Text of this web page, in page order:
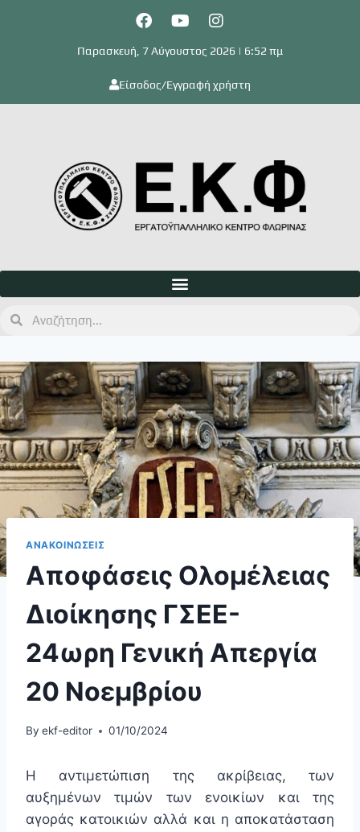
Παρασκευή, 7 Αύγουστος 2026 | 6:52 πμ
Είσοδος/Εγγραφή χρήστη
ΑΝΑΚΟΙΝΩΣΕΙΣ
Αποφάσεις Ολομέλειας
Διοίκησης ΓΣΕΕ-
24ωρη Γενική Απεργία
20 Νοεμβρίου
By ekf-editor 01/10/2024
Η αντιμετώπιση της ακρίβειας, των
αυξημένων τιμών των ενοικίων και της
αγοράς κατοικιών αλλά και η αποκατάσταση